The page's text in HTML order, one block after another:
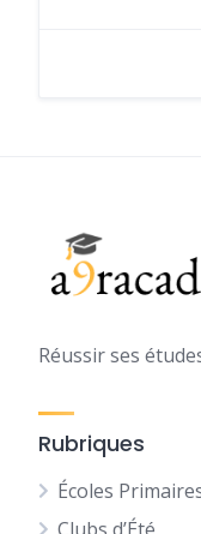
Réussir ses
Rubriques
Écoles